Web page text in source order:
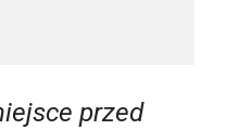
przed